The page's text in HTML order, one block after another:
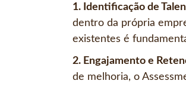
1. Identificação de
dentro da própria
existentes é
2. Engajamento e
de melhoria, o